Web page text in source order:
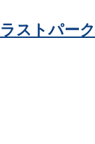
ストパー